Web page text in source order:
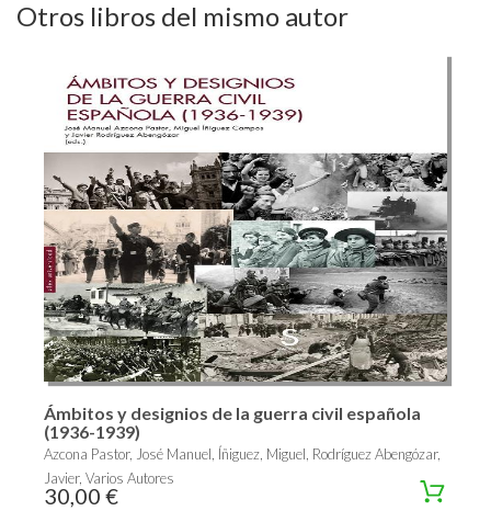
Otros libros del mismo autor
Ámbitos y designios de la guerra civil española
(1936-1939)
Azcona Pastor, José Manuel, Íñiguez, Miguel, Rodríguez Abengózar,
Javier, Varios Autores
30,00 €